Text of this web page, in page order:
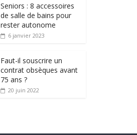
Seniors : 8 accessoires
de salle de bains pour
rester autonome
6 janvier 2023
Faut-il souscrire un
contrat obsèques avant
75 ans ?
20 juin 2022